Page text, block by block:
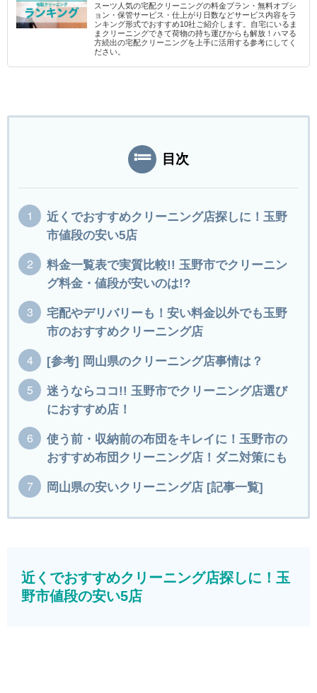
スーツ人気の宅配クリーニングの料金プラン・無料オプシ
ョン・保管サービス・仕上がり日数などサービス内容をラ
ンキング形式でおすすめ10社ご紹介します。自宅にいるま
まクリーニングできて荷物の持ち運びからも解放！ハマる
方続出の宅配クリーニングを上手に活用する参考にしてく
ださい。
目次
近くでおすすめクリーニング店探しに！玉野
市値段の安い5店
料金一覧表で実質比較!! 玉野市でクリーニン
グ料金・値段が安いのは!?
宅配やデリバリーも！安い料金以外でも玉野
市のおすすめクリーニング店
[参考] 岡山県のクリーニング店事情は？
迷うならココ!! 玉野市でクリーニング店選び
におすすめ店！
使う前・収納前の布団をキレイに！玉野市の
おすすめ布団クリーニング店！ダニ対策にも
岡山県の安いクリーニング店 [記事一覧]
近くでおすすめクリーニング店探しに！玉
野市値段の安い5店